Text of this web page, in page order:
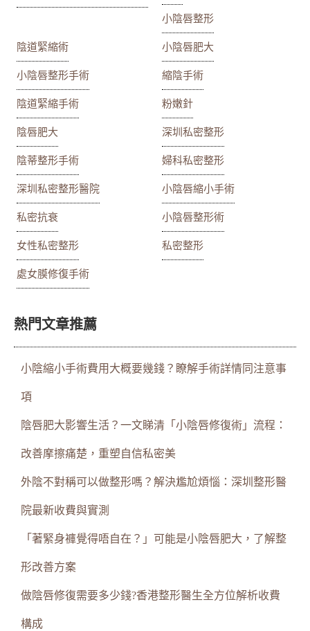
小陰唇整形
陰道緊縮術 小陰唇肥大
小陰唇整形手術 縮陰手術
陰道緊縮手術 粉嫩針
陰唇肥大 深圳私密整形
陰蒂整形手術 婦科私密整形
深圳私密整形醫院 小陰唇縮小手術
私密抗衰 小陰唇整形術
女性私密整形 私密整形
處女膜修復手術
熱門文章推薦
小陰縮小手術費用大概要幾錢？瞭解手術詳情同注意事
項
陰唇肥大影響生活？一文睇清「小陰唇修復術」流程：
改善摩擦痛楚，重塑自信私密美
外陰不對稱可以做整形嗎？解決尷尬煩惱：深圳整形醫
院最新收費與實測
「著緊身褲覺得唔自在？」可能是小陰唇肥大，了解整
形改善方案
做陰唇修復需要多少錢?香港整形醫生全方位解析收費
構成